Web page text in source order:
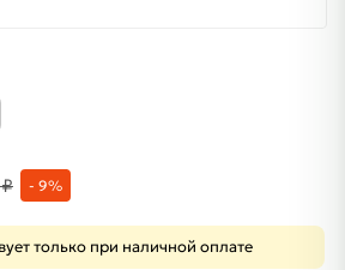
- 9%
только при наличной оплате